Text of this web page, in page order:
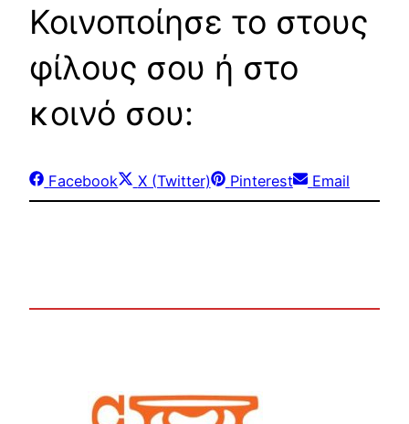
Κοινοποίησε το στους
φίλους σου ή στο
κοινό σου:
Share
on
Facebook
Share
on
X (Twitter)
Share
on
Pinterest
Share
on
Email